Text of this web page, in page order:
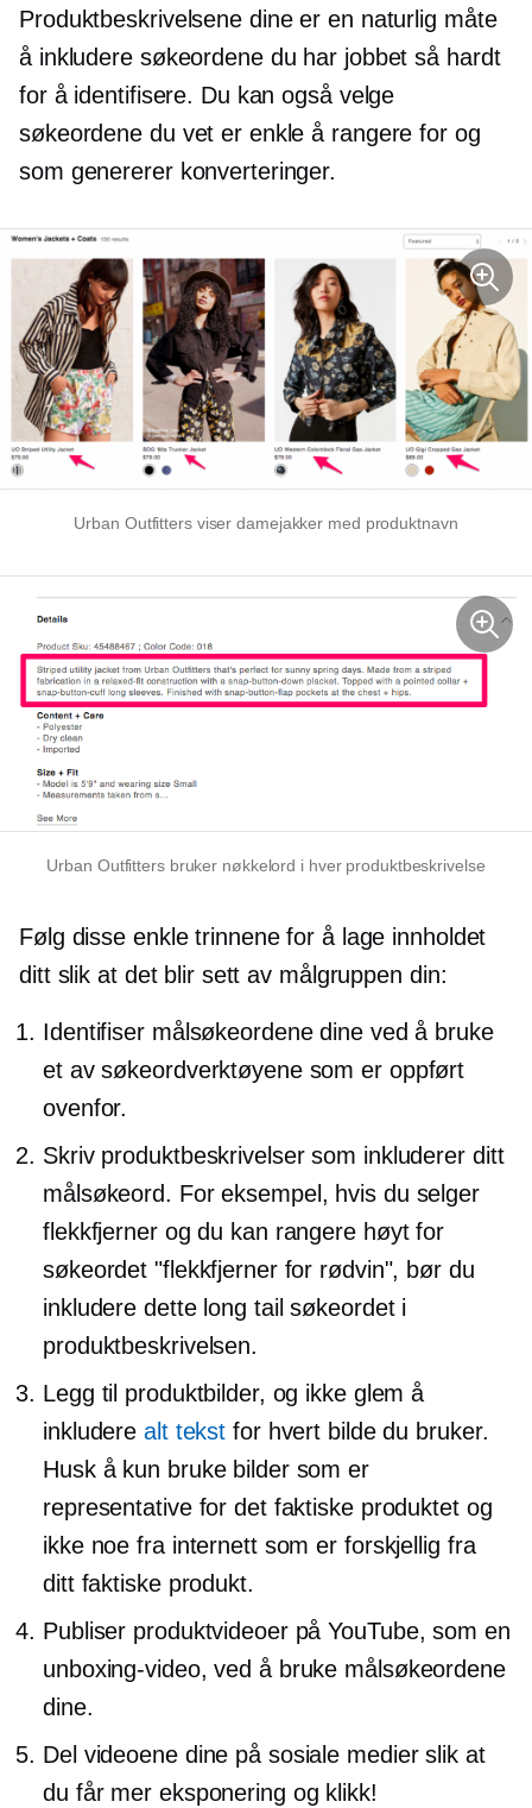
Produktbeskrivelsene dine er en naturlig måte
å inkludere søkeordene du har jobbet så hardt
for å identifisere. Du kan også velge
søkeordene du vet er enkle å rangere for og
som genererer konverteringer.
Urban Outfitters viser damejakker med produktnavn
Urban Outfitters bruker nøkkelord i hver produktbeskrivelse
Følg disse enkle trinnene for å lage innholdet
ditt slik at det blir sett av målgruppen din:
Identifiser målsøkeordene dine ved å bruke
et av søkeordverktøyene som er oppført
ovenfor.
Skriv produktbeskrivelser som inkluderer ditt
målsøkeord. For eksempel, hvis du selger
flekkfjerner og du kan rangere høyt for
søkeordet "flekkfjerner for rødvin", bør du
inkludere dette long tail søkeordet i
produktbeskrivelsen.
Legg til produktbilder, og ikke glem å
inkluderealt tekst for hvert bilde du bruker.
Husk å kun bruke bilder som er
representative for det faktiske produktet og
ikke noe fra internett som er forskjellig fra
ditt faktiske produkt.
Publiser produktvideoer på YouTube, som en
unboxing-video, ved å bruke målsøkeordene
dine.
Del videoene dine på sosiale medier slik at
du får mer eksponering og klikk!